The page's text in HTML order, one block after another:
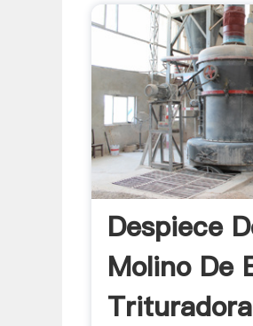
Despiece
Molino De